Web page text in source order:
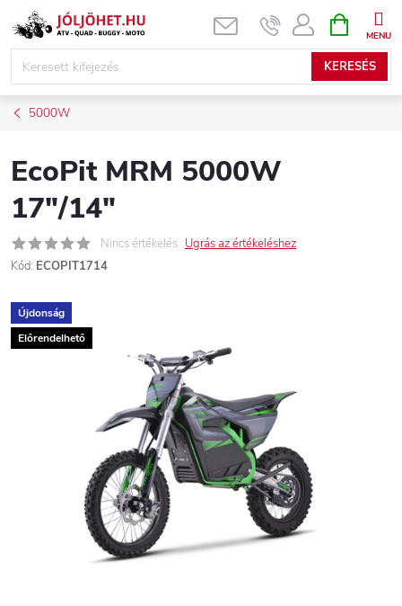
Ugrás
KERESÉS
KOSÁR
5000W
EcoPit MRM 5000W
17″/14″
Nincs értékelés Ugrás az értékeléshez
Kód: ECOPIT1714
Újdonság
Előrendelhető